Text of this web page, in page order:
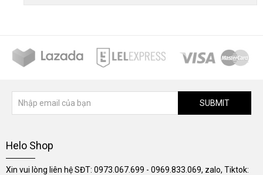
SUBMIT
Helo Shop
Xin vui lòng liên hệ SĐT: 0973.067.699 - 0969.833.069, zalo, Tiktok: